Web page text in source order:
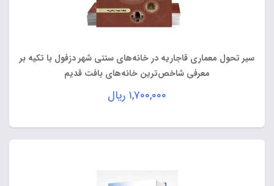
سیر تحول معماری قاجاریه در خانه‌های سنتی شهر دزفول با تکیه بر
معرفی شاخص‌ترین خانه‌های بافت قدیم
۱,۷۰۰,۰۰۰ ریال